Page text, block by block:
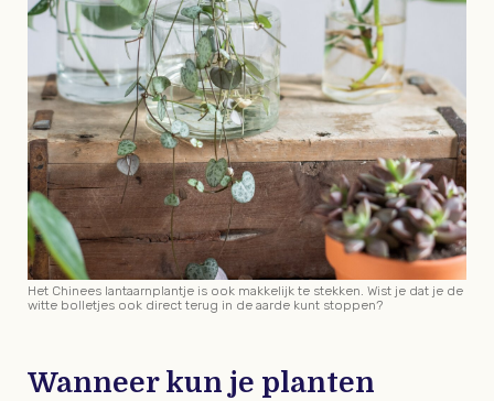
Wanneer kun je planten
Het Chinees lantaarnplantje is ook makkelijk te stekken. Wist je dat je de
witte bolletjes ook direct terug in de aarde kunt stoppen?